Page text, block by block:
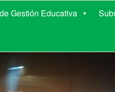
DE
Gestión Educativa